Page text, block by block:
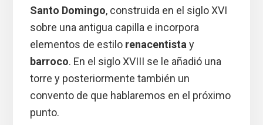
Santo Domingo, construida en el siglo XVI
sobre una antigua capilla e incorpora
elementos de estilo renacentista y
barroco. En el siglo XVIII se le añadió una
torre y posteriormente también un
convento de que hablaremos en el próximo
punto.